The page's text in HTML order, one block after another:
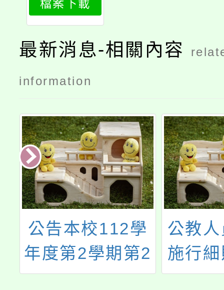
檔案下載
最新消息-相關內容
information
2
教
公教人員保險法
施行細則部分條
文修正案，業經
有
審
簡稱